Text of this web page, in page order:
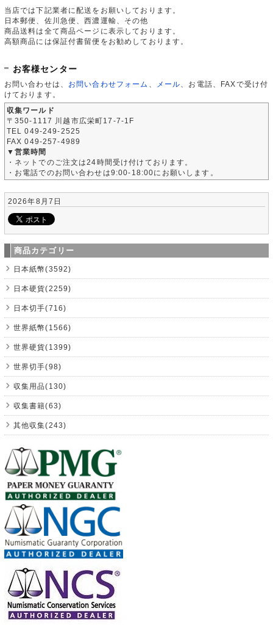
当店では下記業者に配送をお願いしております。
日本郵便、佐川急便、西濃運輸、その他
商品送料は全て商品ページに表示しております。
高額商品には保証付書留便をお勧めしております。
お客様センター
お問い合わせは、 お問い合わせフォーム メール 、お電話、FAXで受け付
けております。
収集ワールド
〒350-1117 川越市広栄町17-7-1F
TEL 049-249-2525
FAX 049-257-4989
▼営業時間
・ネットでのご注文は24時間受け付けております。
・お電話でのお問い合わせは9:00-18:00にお願いします。
2026年8月7日
商品カテゴリー
日本紙幣(3592)
日本硬貨(2259)
日本切手(716)
世界紙幣(1566)
世界硬貨(1399)
世界切手(98)
収集用品(130)
収集書籍(63)
其他収集(243)